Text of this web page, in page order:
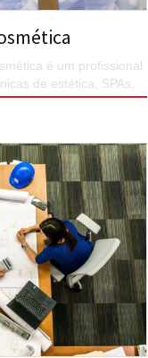
é um profissional
de estética, SPAs,
etc.